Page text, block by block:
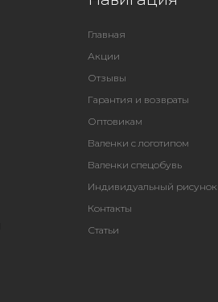
Главная
Акции
Отзывы
Гарантия и возвраты
Оптовикам
Валенки с логотипом
Валенки спецобувь
Индивидуальный рисунок
Контакты
Статьи